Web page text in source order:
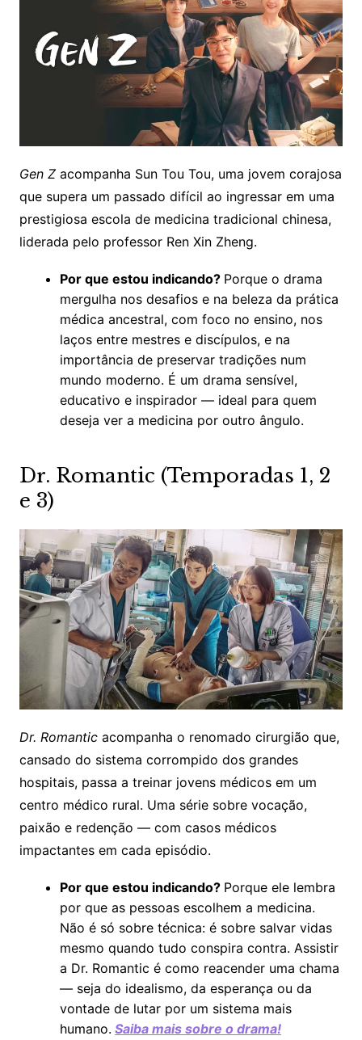
Gen Zacompanha Sun Tou Tou, uma jovem corajosa
que supera um passado difícil ao ingressar em uma
prestigiosa escola de medicina tradicional chinesa,
liderada pelo professor Ren Xin Zheng.
Por que estou indicando? Porque o drama
mergulha nos desafios e na beleza da prática
médica ancestral, com foco no ensino, nos
laços entre mestres e discípulos, e na
importância de preservar tradições num
mundo moderno. É um drama sensível,
educativo e inspirador — ideal para quem
deseja ver a medicina por outro ângulo.
Dr. Romantic (Temporadas 1, 2
e 3)
Dr. Romanticacompanha o renomado cirurgião que,
cansado do sistema corrompido dos grandes
hospitais, passa a treinar jovens médicos em um
centro médico rural. Uma série sobre vocação,
paixão e redenção — com casos médicos
impactantes em cada episódio.
Por que estou indicando? Porque ele lembra
por que as pessoas escolhem a medicina.
Não é só sobre técnica: é sobre salvar vidas
mesmo quando tudo conspira contra. Assistir
a Dr. Romantic é como reacender uma chama
— seja do idealismo, da esperança ou da
vontade de lutar por um sistema mais
humano. Saiba mais sobre o drama!